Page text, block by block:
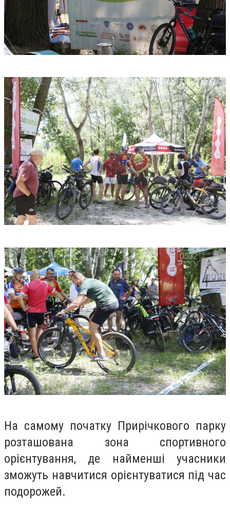
На самому початку Прирічкового парку
розташована зона спортивного
орієнтування, де найменші учасники
зможуть навчитися орієнтуватися під час
подорожей.